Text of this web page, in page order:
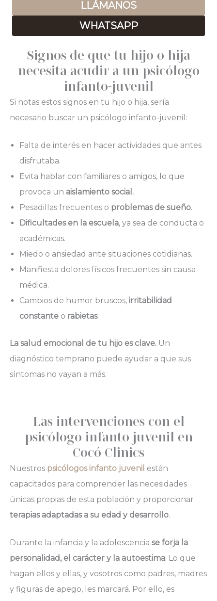
LLÁMANOS
WHATSAPP
Signos de que tu hijo o hija
necesita acudir a un psicólogo
infanto-juvenil
Si notas estos signos en tu hijo o hija, sería
necesario buscar un psicólogo infanto-juvenil:
Falta de interés en hacer actividades que antes
disfrutaba.
Evita hablar con familiares o amigos, lo que
provoca un aislamiento social.
Pesadillas frecuentes o problemas de sueño.
Dificultades en la escuela, ya sea de conducta o
académicas.
Miedo o ansiedad ante situaciones cotidianas.
Manifiesta dolores físicos frecuentes sin causa
médica.
Cambios de humor bruscos, irritabilidad
constante o rabietas.
La salud emocional de tu hijo es clave. Un
diagnóstico temprano puede ayudar a que sus
síntomas no vayan a más.
Las intervenciones con el
psicólogo infanto juvenil en
Cocó Clinics
Nuestros psicólogos infanto juvenil están
capacitados para comprender las necesidades
únicas propias de esta población y proporcionar
terapias adaptadas a su edad y desarrollo.
Durante la infancia y la adolescencia se forja la
personalidad, el carácter y la autoestima. Lo que
hagan ellos y ellas, y vosotros como padres, madres
y figuras de apego, les marcará. Por ello, es